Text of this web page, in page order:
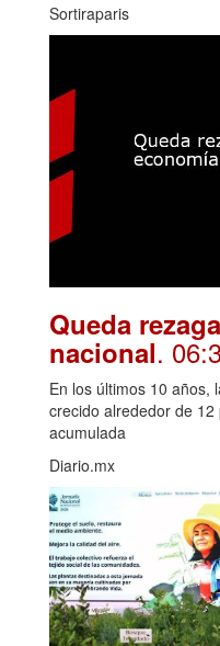
Sortiraparis
Queda
nacional.
En los últimos 10 años,
crecido alrededor de
acumulada
Diario.mx